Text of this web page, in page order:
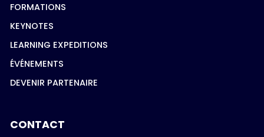
FORMATIONS
KEYNOTES
LEARNING EXPEDITIONS
ÉVÉNEMENTS
DEVENIR PARTENAIRE
CONTACT